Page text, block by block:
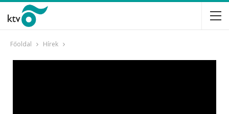
Főoldal Hírek